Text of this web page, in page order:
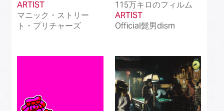
ARTIST
マニック・ストリー
ト・プリチャーズ
115万キロのフィルム
ARTIST
Official髭男dism